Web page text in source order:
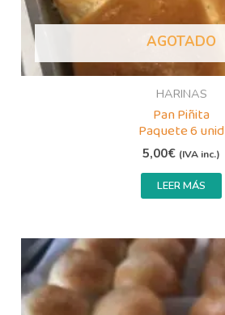
AGOTADO
HARINAS
Pan Piñita
Paquete 6 unid
5,00€ (IVA inc.)
LEER MÁS